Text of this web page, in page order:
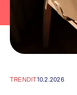
TRENDIT10.2.2026